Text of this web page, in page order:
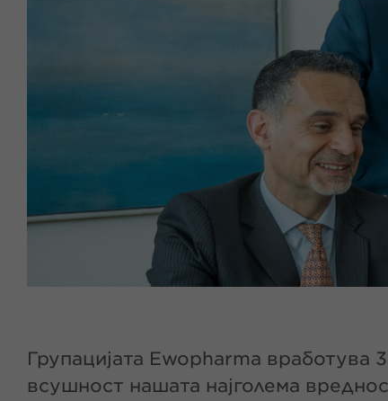
Групацијата Ewopharma вработува
всушност нашата најголема